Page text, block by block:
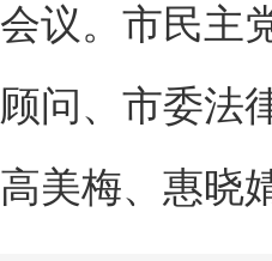
议。市民主
问、市委法
美梅、惠晓